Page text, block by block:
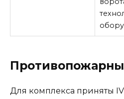
Для комплекса приняты IV